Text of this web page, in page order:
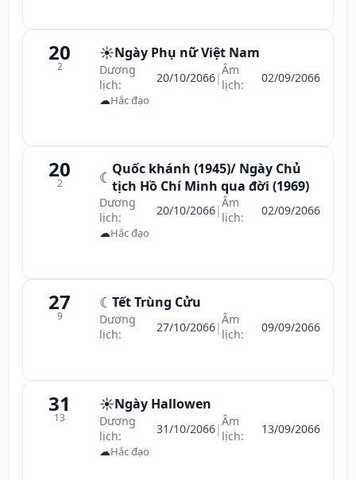
20
2
☀️Ngày Phụ nữ Việt Nam
Dương
lịch:
20/10/2066|Âm
lịch:
02/09/2066
☁Hắc đạo
20
2 ☾ Quốc khánh (1945)/ Ngày Chủ
tịch Hồ Chí Minh qua đời (1969)
Dương
lịch:
20/10/2066|Âm
lịch:
02/09/2066
☁Hắc đạo
27
9
☾ Tết Trùng Cửu
Dương
lịch:
27/10/2066|Âm
lịch:
09/09/2066
31
13
☀️Ngày Hallowen
Dương
lịch:
31/10/2066|Âm
lịch:
13/09/2066
☁Hắc đạo